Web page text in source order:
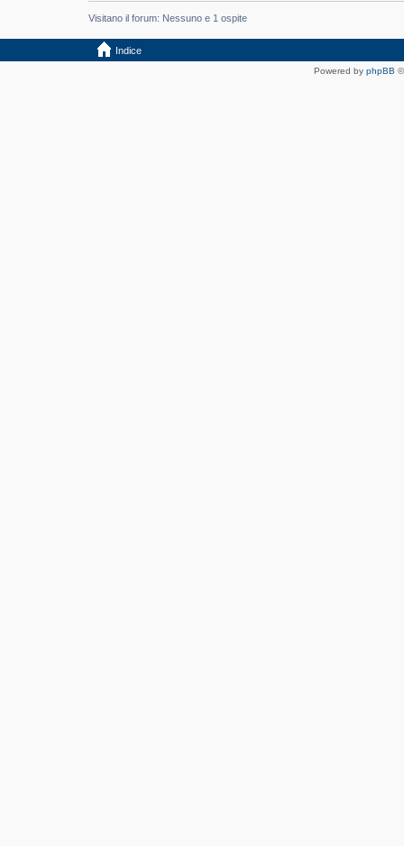
Visitano il forum: Nessuno e 1 ospite
Indice
Powered by phpBB